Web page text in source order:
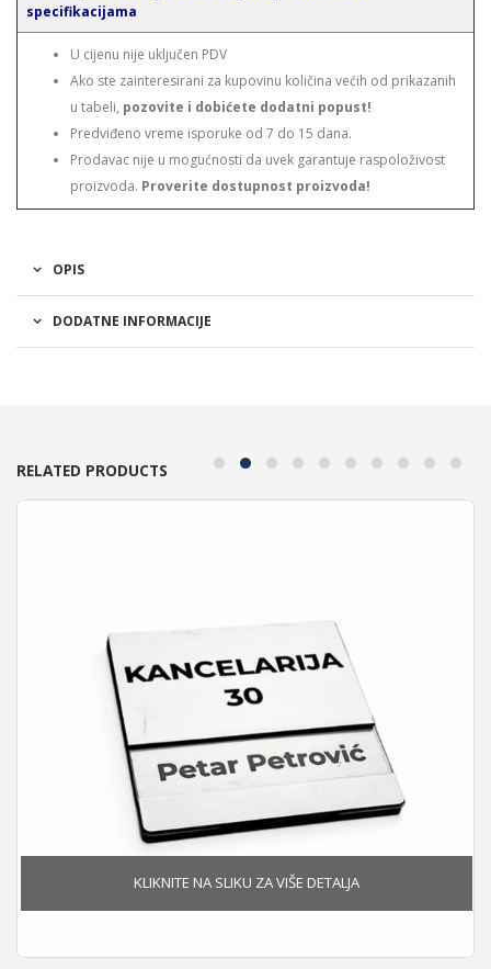
specifikacijama
U cijenu nije uključen PDV
Ako ste zainteresirani za kupovinu količina većih od prikazanih
u tabeli, pozovite i dobićete dodatni popust!
Predviđeno vreme isporuke od 7 do 15 dana.
Prodavac nije u mogućnosti da uvek garantuje raspoloživost
proizvoda. Proverite dostupnost proizvoda!
OPIS
DODATNE INFORMACIJE
RELATED PRODUCTS